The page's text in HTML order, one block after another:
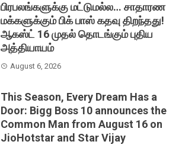
பிரபலங்களுக்கு மட்டுமல்ல… சாதாரண
மக்களுக்கும் பிக் பாஸ் கதவு திறந்தது!
ஆகஸ்ட் 16 முதல் தொடங்கும் புதிய
அத்தியாயம்
August 6, 2026
This Season, Every Dream Has a
Door: Bigg Boss 10 announces the
Common Man from August 16 on
JioHotstar and Star Vijay